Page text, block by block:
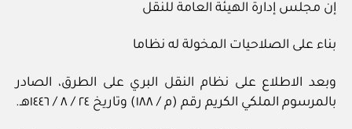
إن مجلس إدارة الهيئة العامة للنقل
بناء على الصلاحيات المخولة له نظاما
وبعد الاطلاع على نظام النقل البري على الطرق، الصادر
بالمرسوم الملكي الكريم رقم (م / ١٨٨) وتاريخ ٢٤ / ‏٨‏ / ١٤٤٦هـ.